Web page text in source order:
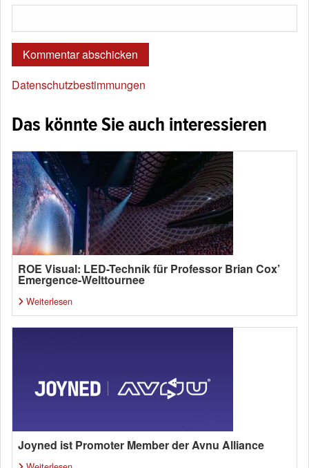
Datenschutzbestimmungen
Das könnte Sie auch interessieren
ROE Visual: LED-Technik für Professor Brian Cox’
Emergence-Welttournee
Weiterlesen
Joyned ist Promoter Member der Avnu Alliance